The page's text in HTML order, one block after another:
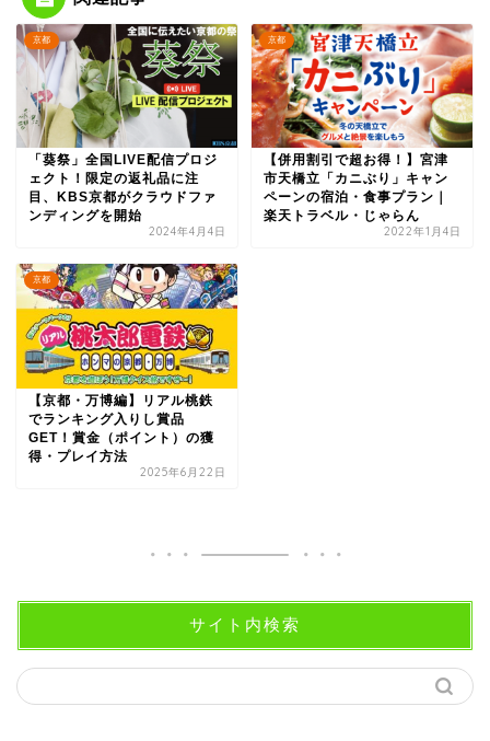
京都
「葵祭」全国LIVE配信プロジ
ェクト！限定の返礼品に注
目、KBS京都がクラウドファ
ンディングを開始
2024年4月4日
京都
【併用割引で超お得！】宮津
市天橋立「カニぶり」キャン
ペーンの宿泊・食事プラン｜
楽天トラベル・じゃらん
2022年1月4日
京都
【京都・万博編】リアル桃鉄
でランキング入りし賞品
GET！賞金（ポイント）の獲
得・プレイ方法
2025年6月22日
サイト内検索